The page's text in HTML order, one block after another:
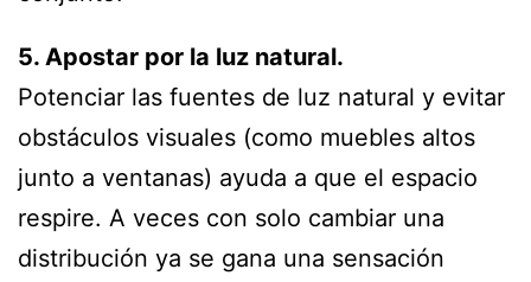
5. Apostar por la luz natural.
Potenciar las fuentes de luz natural y evitar
obstáculos visuales (como muebles altos
junto a ventanas) ayuda a que el espacio
respire. A veces con solo cambiar una
distribución ya se gana una sensación